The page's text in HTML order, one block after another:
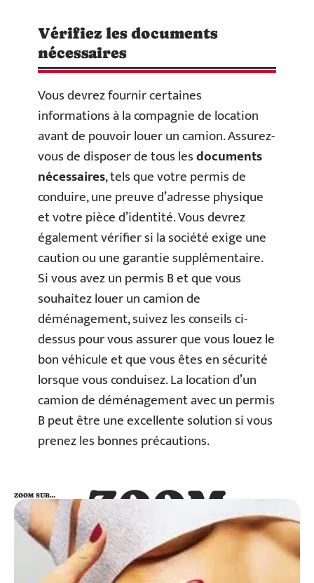
Vérifiez les documents
nécessaires
Vous devrez fournir certaines
informations à la compagnie de location
avant de pouvoir louer un camion. Assurez-
vous de disposer de tous lesdocuments
nécessaires, tels que votre permis de
conduire, une preuve d’adresse physique
et votre pièce d’identité. Vous devrez
également vérifier si la société exige une
caution ou une garantie supplémentaire.
Si vous avez un permis B et que vous
souhaitez louer un camion de
déménagement, suivez les conseils ci-
dessus pour vous assurer que vous louez le
bon véhicule et que vous êtes en sécurité
lorsque vous conduisez. La location d’un
camion de déménagement avec un permis
B peut être une excellente solution si vous
prenez les bonnes précautions.
ZOOM
SUR…
ZOOM SUR…